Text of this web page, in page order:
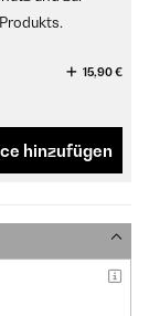
15,90 €
hinzufügen